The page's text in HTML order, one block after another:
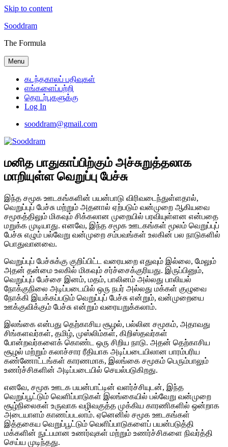
Skip to content
Sooddram
The Formula
Menu
கடந்தகாலப் பதிவுகள்
எங்களைப்பற்றி
தொடர்புகளுக்கு
Log In
sooddram@gmail.com
மனித பாதுகாப்பிற்கும் அச்சுறுத்தலாக
மாறியுள்ள வெறுப்பு பேச்சு
இந்த சமூக ஊடகங்களின் பயன்பாடு விரிவடைந்துள்ளதால்,
வெறுப்புப் பேச்சு மற்றும் அதனால் ஏற்படும் வன்முறை ஆகியவை
சமூகத்திலும் மிகவும் சிக்கலான முறையில் பரவியுள்ளன என்பதை
மறுக்க முடியாது. எனவே, இந்த சமூக ஊடகங்கள் மூலம் வெறுப்புப்
பேச்சு எழும் பல்வேறு வன்முறை சம்பவங்கள் உலகின் பல நாடுகளில்
பொதுவானவை.
வெறுப்புப் பேச்சுக்கு குறிப்பிட்ட வரையறை எதுவும் இல்லை, மேலும்
அதன் தன்மை உலகில் மிகவும் சர்ச்சைக்குரியது. இருப்பினும்,
வெறுப்புப் பேச்சை இனம், மதம், பாலினம் அல்லது பாலியல்
நோக்குநிலை அடிப்படையில் ஒரு நபர் அல்லது மக்கள் குழுவை
நோக்கி இயக்கப்படும் வெறுப்புப் பேச்சு என்றும், வன்முறையை
ஊக்குவிக்கும் பேச்சு என்றும் வரையறுக்கலாம்.
இலங்கை என்பது தெற்காசிய சூழல், பல்லின சமூகம், அதாவது
சிங்களவர்கள், தமிழ், முஸ்லிம்கள், கிறிஸ்தவர்கள்
போன்றவர்களைக் கொண்ட ஒரு சிறிய நாடு. அதன் தெற்காசிய
சூழல் மற்றும் கலாச்சார ரீதியாக அடிப்படையிலான பாரம்பரிய
கண்ணோட்டங்கள் காரணமாக, இலங்கை சமூகம் பெரும்பாலும்
உணர்ச்சிகளின் அடிப்படையில் செயல்படுகிறது.
எனவே, சமூக ஊடக பயன்பாட்டின் வளர்ச்சியுடன், இந்த
வெறுப்பூட்டும் வெளிப்பாடுகள் இலங்கையில் பல்வேறு வன்முறை
சூழ்நிலைகள் உருவாக வழிவகுத்த முக்கிய காரணிகளில் ஒன்றாக
அடையாளம் காணப்படலாம். ஏனெனில் சமூக ஊடகங்கள்
இத்தகைய வெறுப்பூட்டும் வெளிப்பாடுகளைப் பயன்படுத்தி
மக்களின் நுட்பமான உணர்வுகள் மற்றும் உணர்ச்சிகளை நிவர்த்தி
செய்ய முடிந்தது.